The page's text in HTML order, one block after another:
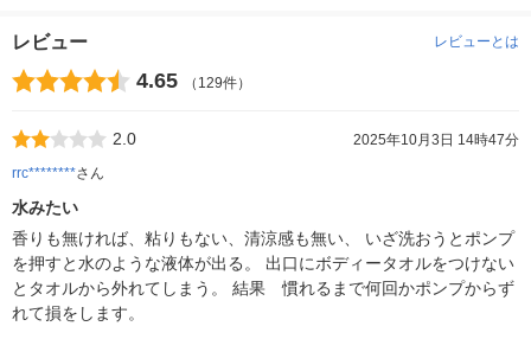
レビュー レビューとは
4.65 （129件）
2.0
2025年10月3日 14時47分
rrc********さん
水みたい
香りも無ければ、粘りもない、清涼感も無い、 いざ洗おうとポンプ
を押すと水のような液体が出る。 出口にボディータオルをつけない
とタオルから外れてしまう。 結果 慣れるまで何回かポンプからず
れて損をします。